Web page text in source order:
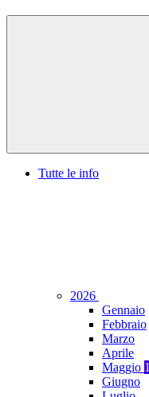
Tutte le info
2026
Gennaio
Febbraio
Marzo
Aprile
Maggio 1
Giugno